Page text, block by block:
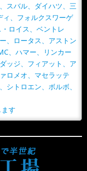
スバル、ダイハツ、三
、フォルクスワーゲ
ロイス、ベントレ
、ロータス、アストン
、ハマー、リンカー
ッジ、フィアット、ア
ロメオ、マセラッテ
シトロエン、ボルボ、
す